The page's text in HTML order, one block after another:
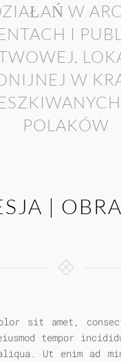
W
I
W
POLAKÓW
|
sit amet,
tempor
Ut enim ad